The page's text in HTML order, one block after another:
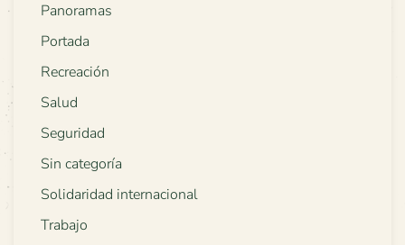
Panoramas
Portada
Recreación
Salud
Seguridad
Sin categoría
Solidaridad internacional
Trabajo